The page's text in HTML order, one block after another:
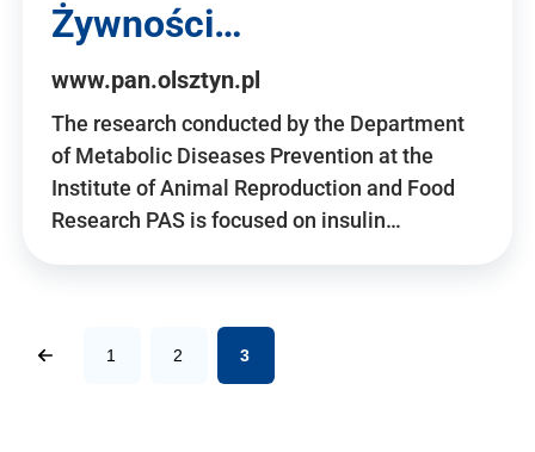
Żywności…
www.pan.olsztyn.pl
The research conducted by the Department
of Metabolic Diseases Prevention at the
Institute of Animal Reproduction and Food
Research PAS is focused on insulin…
1 2 3